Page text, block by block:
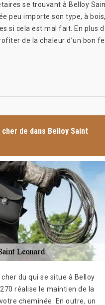
se trouvant à Belloy
peu importe son type, à
si cela est mal fait. En plus
de la chaleur d’un bon
de dans Belloy Saint
cher du qui se situe à Belloy
réalise le maintien de la
cheminée. En outre, un